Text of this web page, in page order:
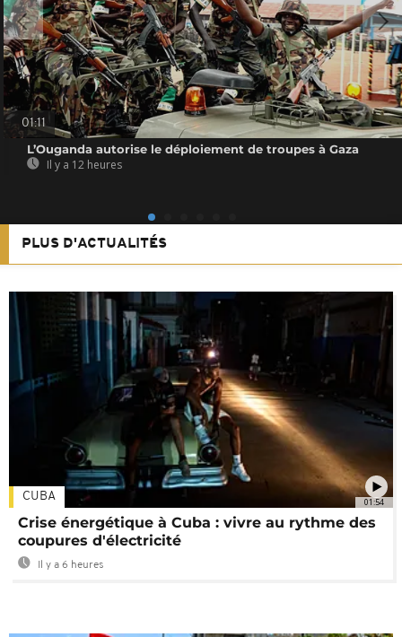
01:11
L’Ouganda autorise le déploiement de troupes à Gaza
Il y a 12 heures
PLUS D'ACTUALITÉS
01:54
CUBA
Crise énergétique à Cuba : vivre au rythme des
coupures d'électricité
Il y a 6 heures